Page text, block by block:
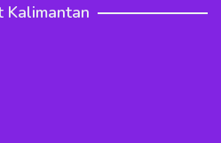
Kalimantan